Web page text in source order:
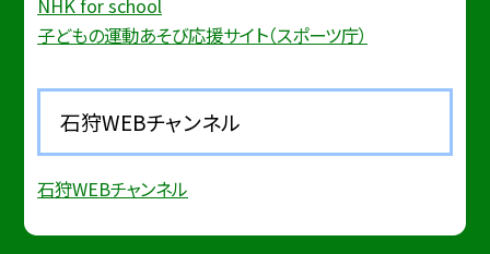
NHK for school
子どもの運動あそび応援サイト（スポーツ庁）
石狩WEBチャンネル
石狩WEBチャンネル